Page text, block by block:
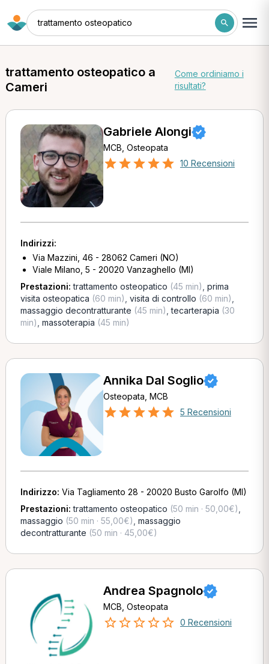
trattamento osteopatico
trattamento osteopatico a
Cameri
Come ordiniamo i
risultati?
Gabriele Alongi
MCB, Osteopata
10 Recensioni
Indirizzi:
Via Mazzini, 46 - 28062 Cameri (NO)
Viale Milano, 5 - 20020 Vanzaghello (MI)
Prestazioni:trattamento osteopatico (45 min) prima
visita osteopatica (60 min) visita di controllo (60 min)
massaggio decontratturante (45 min) ,tecarterapia (30
min) massoterapia (45 min)
Annika Dal Soglio
Osteopata, MCB
5 Recensioni
Indirizzo: Via Tagliamento 28 - 20020 Busto Garolfo (MI)
Prestazioni:trattamento osteopatico (50 min · 50,00€)
massaggio (50 min · 55,00€) massaggio
decontratturante (50 min · 45,00€)
Andrea Spagnolo
MCB, Osteopata
0 Recensioni